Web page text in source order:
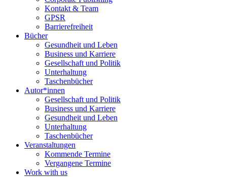
Kontakt & Team
GPSR
Barrierefreiheit
Bücher
Gesundheit und Leben
Business und Karriere
Gesellschaft und Politik
Unterhaltung
Taschenbücher
Autor*innen
Gesellschaft und Politik
Business und Karriere
Gesundheit und Leben
Unterhaltung
Taschenbücher
Veranstaltungen
Kommende Termine
Vergangene Termine
Work with us